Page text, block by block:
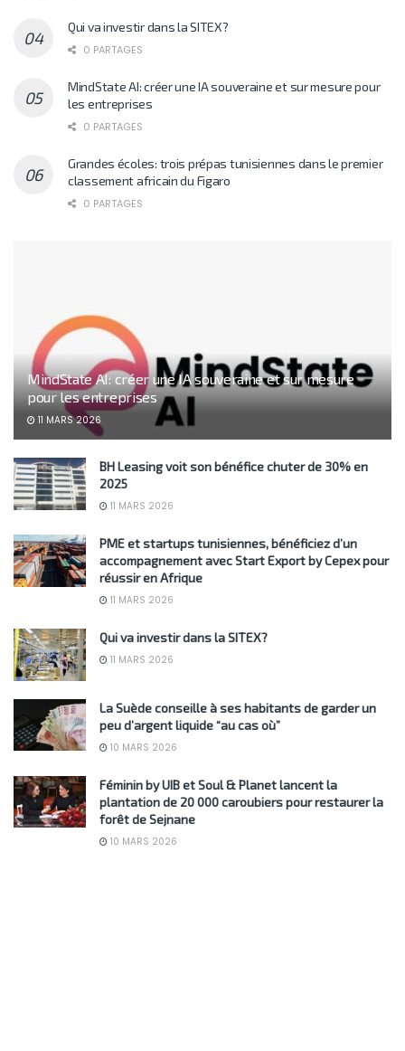
Qui va investir dans la SITEX?
0 PARTAGES
MindState AI: créer une IA souveraine et sur mesure pour
les entreprises
0 PARTAGES
Grandes écoles: trois prépas tunisiennes dans le premier
classement africain du Figaro
0 PARTAGES
MindState AI: créer une IA souveraine et sur mesure
pour les entreprises
11 MARS 2026
BH Leasing voit son bénéfice chuter de 30% en
2025
11 MARS 2026
PME et startups tunisiennes, bénéficiez d’un
accompagnement avec Start Export by Cepex pour
réussir en Afrique
11 MARS 2026
Qui va investir dans la SITEX?
11 MARS 2026
La Suède conseille à ses habitants de garder un
peu d’argent liquide “au cas où”
10 MARS 2026
Féminin by UIB et Soul & Planet lancent la
plantation de 20 000 caroubiers pour restaurer la
forêt de Sejnane
10 MARS 2026